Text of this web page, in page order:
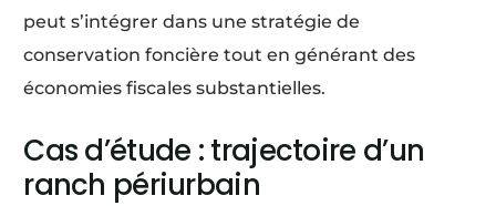
peut s’intégrer dans une stratégie de
conservation foncière tout en générant des
économies fiscales substantielles.
Cas d’étude : trajectoire d’un
ranch périurbain